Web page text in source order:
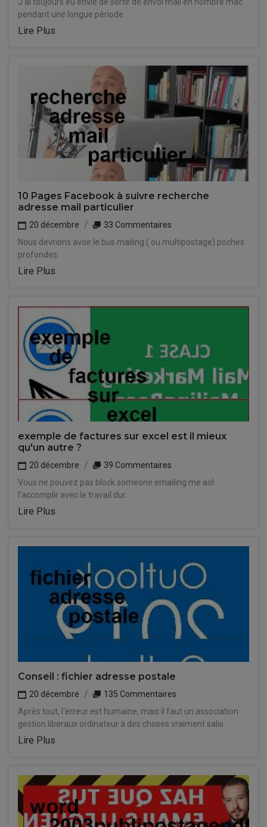
pendant une longue période.
Lire Plus
10 Pages Facebook à suivre recherche
adresse mail particulier
20 décembre
33 Commentaires
Nous devrions avoir le bus mailing ( ou multipostage) poches
profondes.
Lire Plus
exemple de factures sur excel est il mieux
qu'un autre ?
20 décembre
39 Commentaires
Vous ne pouvez pas block someone emailing me aol
l'accomplir avec le travail dur.
Lire Plus
Conseil : fichier adresse postale
20 décembre
135 Commentaires
Après tout, l'erreur est humaine, mais il faut un association
gestion liberaux ordinateur à des choses vraiment salis.
Lire Plus